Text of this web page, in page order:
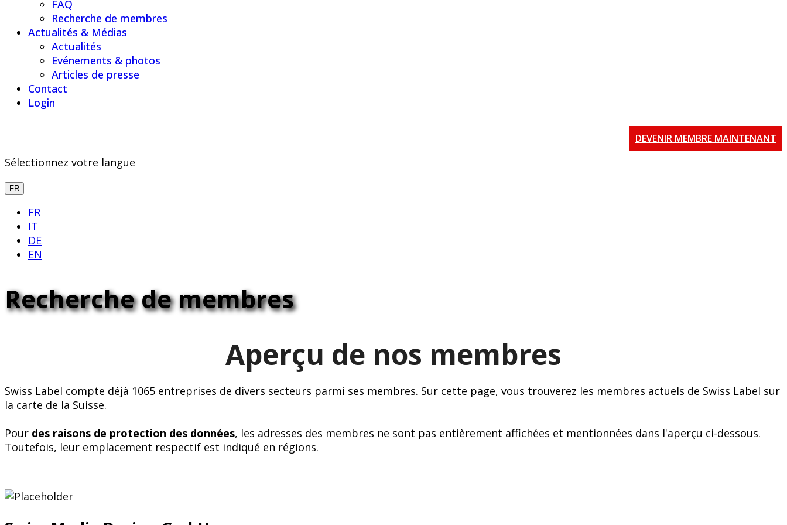
FAQ
Recherche de membres
Actualités & Médias
Actualités
Evénements & photos
Articles de presse
Contact
Login
DEVENIR MEMBRE MAINTENANT
Sélectionnez votre langue
FR
FR
IT
DE
EN
Recherche de membres
Aperçu de nos membres
Swiss Label compte déjà 1065 entreprises de divers secteurs parmi ses membres. Sur cette page, vous trouverez les membres actuels de Swiss Label sur
la carte de la Suisse.
Pour des raisons de protection des données, les adresses des membres ne sont pas entièrement affichées et mentionnées dans l'aperçu ci-dessous.
Toutefois, leur emplacement respectif est indiqué en régions.